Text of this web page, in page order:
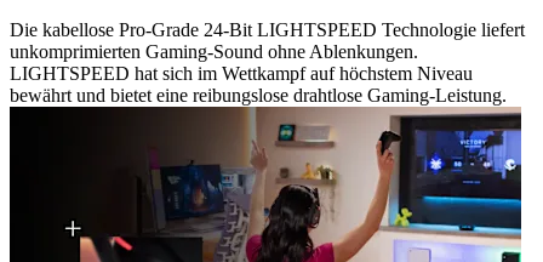
Die kabellose Pro-Grade 24-Bit LIGHTSPEED Technologie liefert
unkomprimierten Gaming-Sound ohne Ablenkungen.
LIGHTSPEED hat sich im Wettkampf auf höchstem Niveau
bewährt und bietet eine reibungslose drahtlose Gaming-Leistung.